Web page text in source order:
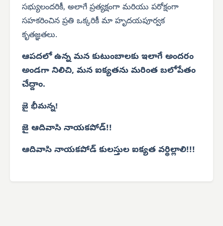
సభ్యులందరికీ, అలాగే ప్రత్యక్షంగా మరియు పరోక్షంగా
సహకరించిన ప్రతి ఒక్కరికీ మా హృదయపూర్వక
కృతజ్ఞతలు.
ఆపదలో ఉన్న మన కుటుంబాలకు ఇలాగే అందరం
అండగా నిలిచి, మన ఐక్యతను మరింత బలోపేతం
చేద్దాం.
జై భీమన్న!
జై ఆదివాసి నాయకపోడ్!!
ఆదివాసి నాయకపోడ్ కులస్తుల ఐక్యత వర్ధిల్లాలి!!!